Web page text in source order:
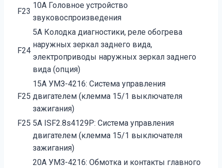
F23
10А Головное устройство
звуковоспроизведения
F24
5А Колодка диагностики, реле обогрева
наружных зеркал заднего вида,
электроприводы наружных зеркал заднего
вида (опция)
F25
15А УМЗ-4216: Система управления
двигателем (клемма 15/1 выключателя
зажигания)
F25 5А ISF2.8s4129Р: Система управления
двигателем (клемма 15/1 выключателя
зажигания)
20А УМЗ-4216: Обмотка и контакты главного